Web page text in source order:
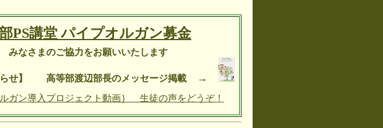
PS講堂 パイプオルガン募金
協力をお願いいたします
】 高等部渡辺部長のメッセージ掲載 →
ガン導入プロジェクト動画｝ 生徒の声をどうぞ！